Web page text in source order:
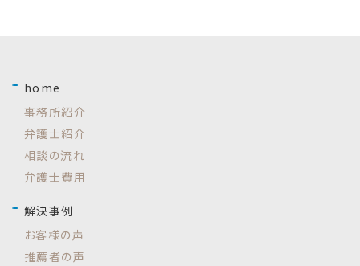
home
事務所紹介
弁護士紹介
相談の流れ
弁護士費用
解決事例
お客様の声
推薦者の声